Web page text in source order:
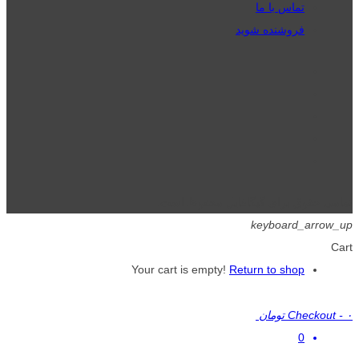
تماس با ما
فروشنده شوید
keyboard_arrow_up
Cart
Your cart is empty! Return to shop
Checkout - ۰ تومان
0